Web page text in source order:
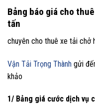
Bảng báo giá cho
tấn
chuyên cho thuê xe tải chở
Vận Tải Trọng Thành gửi
khảo
1/ Bảng giá cước dịch vụ